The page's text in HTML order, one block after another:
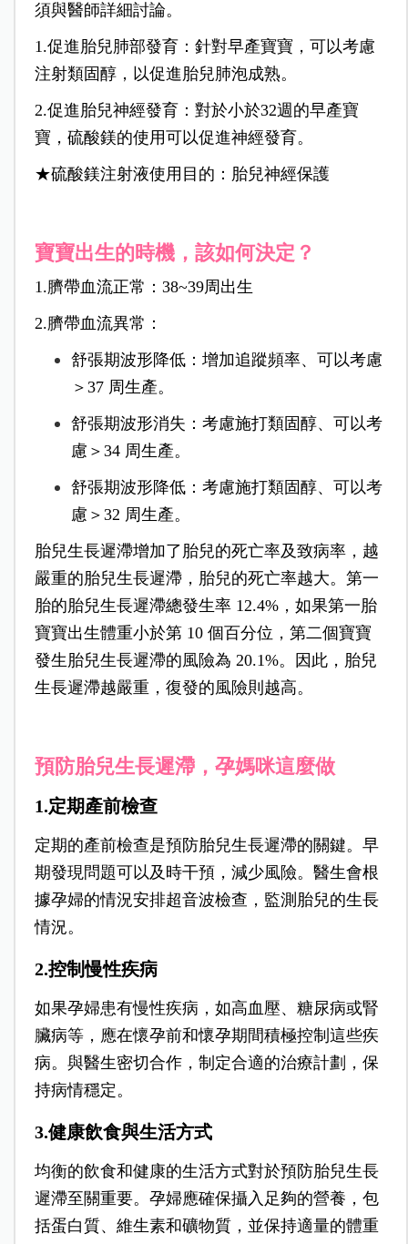
須與醫師詳細討論。
1.促進胎兒肺部發育：針對早產寶寶，可以考慮
注射類固醇，以促進胎兒肺泡成熟。
2.促進胎兒神經發育：對於小於32週的早產寶
寶，硫酸鎂的使用可以促進神經發育。
★硫酸鎂注射液使用目的：胎兒神經保護
寶寶出生的時機，該如何決定？
1.臍帶血流正常：38~39周出生
2.臍帶血流異常：
舒張期波形降低：增加追蹤頻率、可以考慮
＞37 周生產。
舒張期波形消失：考慮施打類固醇、可以考
慮＞34 周生產。
舒張期波形降低：考慮施打類固醇、可以考
慮＞32 周生產。
胎兒生長遲滯增加了胎兒的死亡率及致病率，越
嚴重的胎兒生長遲滯，胎兒的死亡率越大。第一
胎的胎兒生長遲滯總發生率 12.4%，如果第一胎
寶寶出生體重小於第 10 個百分位，第二個寶寶
發生胎兒生長遲滯的風險為 20.1%。因此，胎兒
生長遲滯越嚴重，復發的風險則越高。
預防胎兒生長遲滯，孕媽咪這麼做
1.定期產前檢查
定期的產前檢查是預防胎兒生長遲滯的關鍵。早
期發現問題可以及時干預，減少風險。醫生會根
據孕婦的情況安排超音波檢查，監測胎兒的生長
情況。
2.控制慢性疾病
如果孕婦患有慢性疾病，如高血壓、糖尿病或腎
臟病等，應在懷孕前和懷孕期間積極控制這些疾
病。與醫生密切合作，制定合適的治療計劃，保
持病情穩定。
3.健康飲食與生活方式
均衡的飲食和健康的生活方式對於預防胎兒生長
遲滯至關重要。孕婦應確保攝入足夠的營養，包
括蛋白質、維生素和礦物質，並保持適量的體重